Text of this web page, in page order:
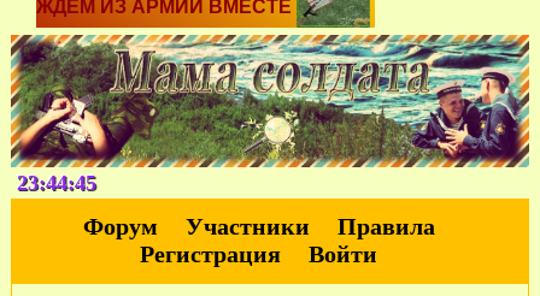
ЖДЁМ ИЗ АРМИИ ВМЕСТЕ
23:44:46
Форум Участники
Правила
Регистрация
Войти